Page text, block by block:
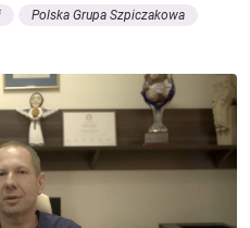
Polska Grupa Szpiczakowa